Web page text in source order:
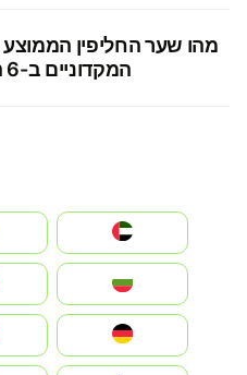
מהו שער החליפין
המקדוניים ב-6 החודשים האחרונים?